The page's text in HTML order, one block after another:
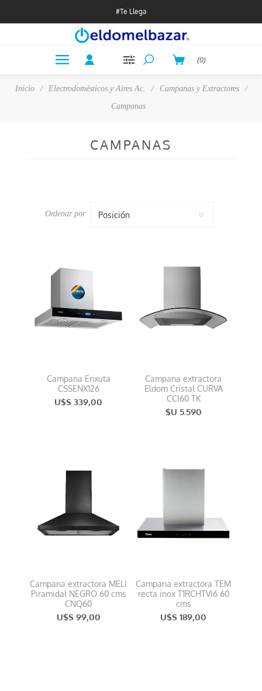
#Te Llega
(0)
Inicio / Electrodomésticos y Aires Ac. / Campanas y Extractores
/
Campanas
CAMPANAS
Ordenar por
Campana Enxuta
CSSENX126
U$S 339,00
Campana extractora
Eldom Cristal CURVA
CCI60 TK
$U 5.590
Campana extractora MELI
Piramidal NEGRO 60 cms
CNQ60
U$S 99,00
Campana extractora TEM
recta inox T1RCHTVI6 60
cms
U$S 189,00